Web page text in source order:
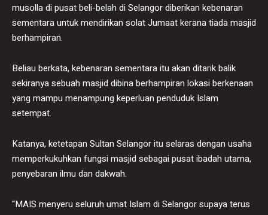
musolla di pusat beli-belah di Selangor diberikan kebenaran
sementara untuk mendirikan solat Jumaat kerana tiada masjid
berhampiran.
Beliau berkata, kebenaran sementara itu akan ditarik balik
sekiranya sebuah masjid dibina berhampiran lokasi berkenaan
yang mampu menampung keperluan penduduk Islam
setempat.
Katanya, ketetapan Sultan Selangor itu selaras dengan usaha
memperkukuhkan fungsi masjid sebagai pusat ibadah utama,
penyebaran ilmu dan dakwah.
“MAIS menyeru seluruh umat Islam di Selangor supaya terus